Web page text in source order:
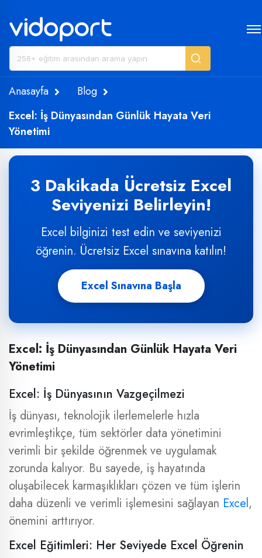
Anasayfa
Blog
Excel: İş Dünyasından Günlük Hayata Veri
Yönetimi
3 Dakikada Ücretsiz Excel
Seviyenizi Belirleyin!
Excel bilginizi test edin ve seviyenizi
öğrenin. Ücretsiz Excel sınavına katılın!
Excel Sınavına Başla
Excel: İş Dünyasından Günlük Hayata Veri
Yönetimi
Excel: İş Dünyasının Vazgeçilmezi
İş dünyası, teknolojik ilerlemelerle hızla
evrimleştikçe, tüm sektörler data yönetimini
verimli bir şekilde öğrenmek ve uygulamak
zorunda kalıyor. Bu sayede, iş hayatında
oluşabilecek karmaşıklıkları çözen ve tüm işlerin
daha düzenli ve verimli işlemesini sağlayan Excel,
önemini arttırıyor.
Excel Eğitimleri: Her Seviyede Excel Öğrenin